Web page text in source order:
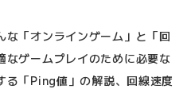
「オンラインゲーム」と「回
なゲームプレイのために必要な
る「Ping値」の解説、回線速度